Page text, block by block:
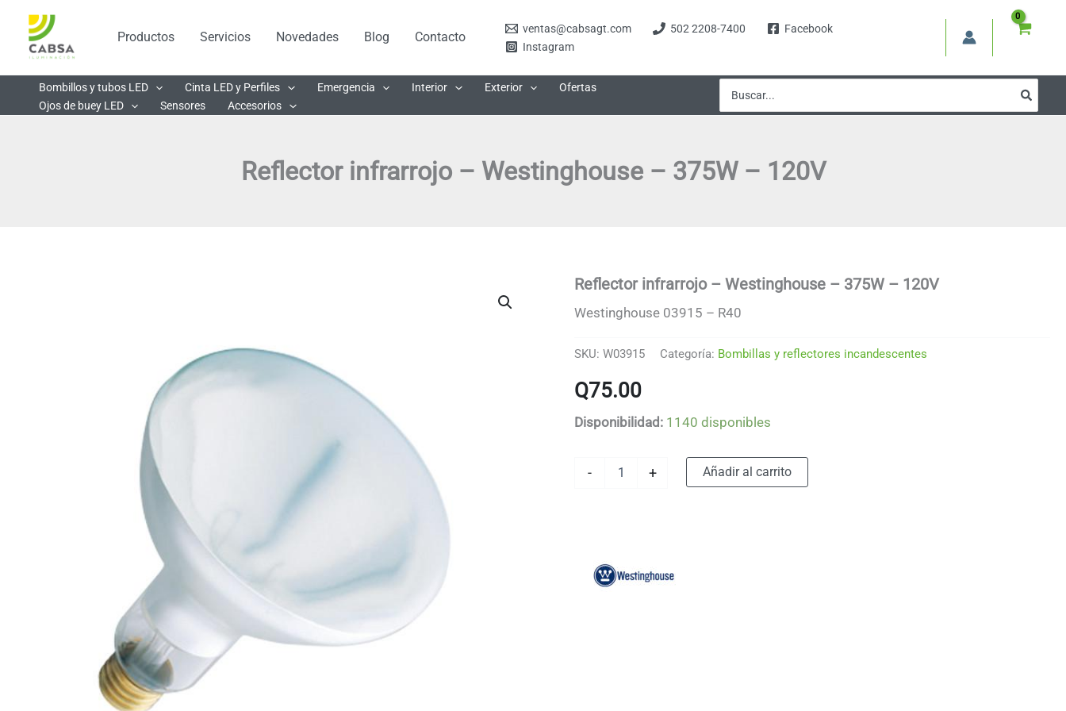
contenido
Productos Servicios Novedades Blog Contacto
ventas@cabsagt.com 502 2208-7400
Facebook
Instagram
Bombillos y tubos LED Cinta LED y Perfiles Emergencia Interior Exterior
Ofertas
Ojos de buey LED
Sensores Accesorios
por:
Reflector infrarrojo – Westinghouse – 375W – 120V
Reflector infrarrojo – Westinghouse – 375W – 120V
Westinghouse 03915 – R40
SKU:W03915 Categoría: Bombillas y reflectores incandescentes
Q75.00
Disponibilidad: 1140 disponibles
-
120V
cantidad
+ Añadir al carrito